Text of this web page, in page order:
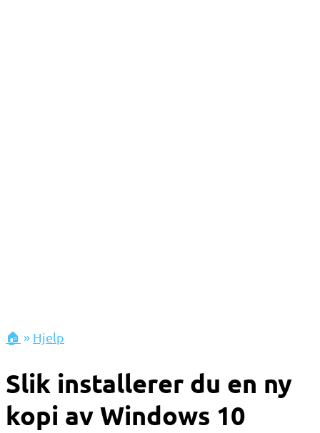
🏠 » Hjelp
Slik installerer du en ny
kopi av Windows 10